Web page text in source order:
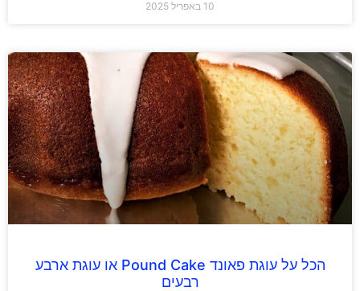
הכל על עוגת פאונד Pound Cake או עוגת ארבע
רבעים